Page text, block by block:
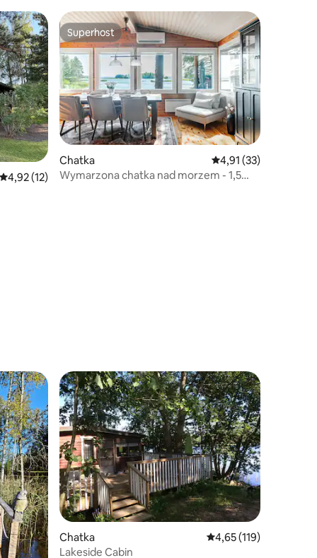
Średnia ocena: 4,92 na 5, liczba recenzji: 12
4,92 (12)
Superhost
Superhost
Chatka Średnia ocena: 4,91
4,91 (33)
Wymarzona chatka nad morzem - 1,5
gości
Chatka Średnia ocena: 4,65
4,65 (119)
Lakeside Cabin